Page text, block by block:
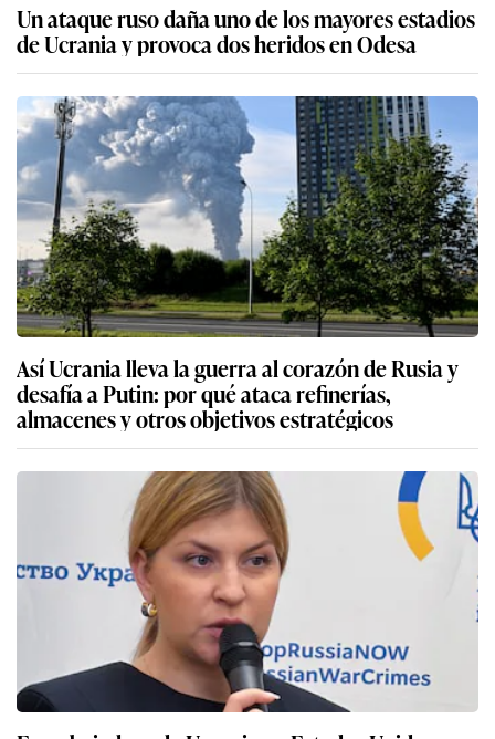
Un ataque ruso daña uno de los mayores estadios
de Ucrania y provoca dos heridos en Odesa
Así Ucrania lleva la guerra al corazón de Rusia y
desafía a Putin: por qué ataca refinerías,
almacenes y otros objetivos estratégicos